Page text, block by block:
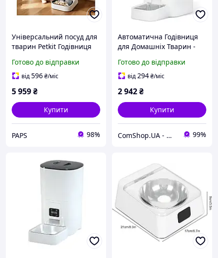
Універсальний посуд для
тварин Petkit Годівниця
2 with Cam (P592) r
Готово до відправки
від596₴/міс
5 959₴
Купити
PAPS 98%
Автоматична Годівниця
для Домашніх Тварин -
Гарантія 12 місяців
Готово до відправки
від294₴/міс
2 942₴
Купити
ComShop.UA - Магазин TM Комшоп 99%